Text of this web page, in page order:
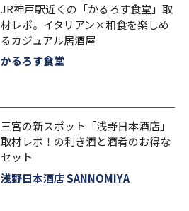
JR神戸駅近くの「かるろす食堂」取
材レポ。イタリアン×和食を楽しめ
るカジュアル居酒屋
かるろす食堂
三宮の新スポット「浅野日本酒店」
取材レポ！の利き酒と酒肴のお得な
セット
浅野日本酒店 SANNOMIYA